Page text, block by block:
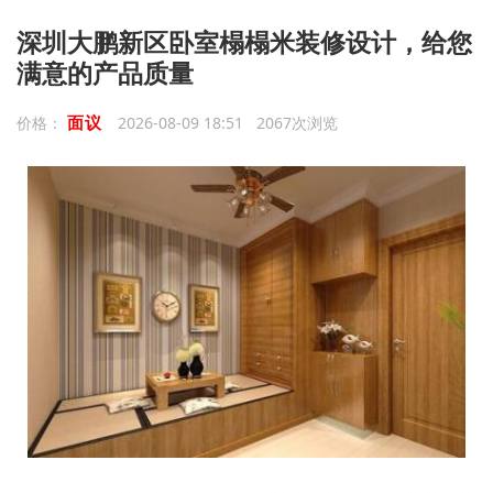
深圳大鹏新区卧室榻榻米装修设计，给您
满意的产品质量
价格： 面议 2026-08-09 18:51 2067次浏览